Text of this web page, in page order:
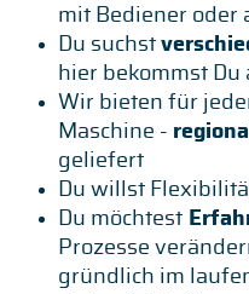
mit Bediener oder
Du suchst
hier bekommst Du
Wir bieten für
Maschine -
geliefert
Du willst
Du möchtest
Prozesse
gründlich im